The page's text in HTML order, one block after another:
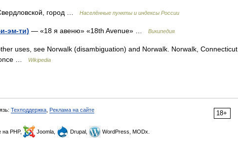
город … Населённые пункты и индексы России
эм-ти) — «18 я авеню» «18th Avenue» … Википедия
uses, see Norwalk (disambiguation) and Norwalk. Norwalk, Connecticut
…
Wikipedia
18+
Техподдержка Реклама на сайте
на PHP, Joomla, Drupal, WordPress, MODx.